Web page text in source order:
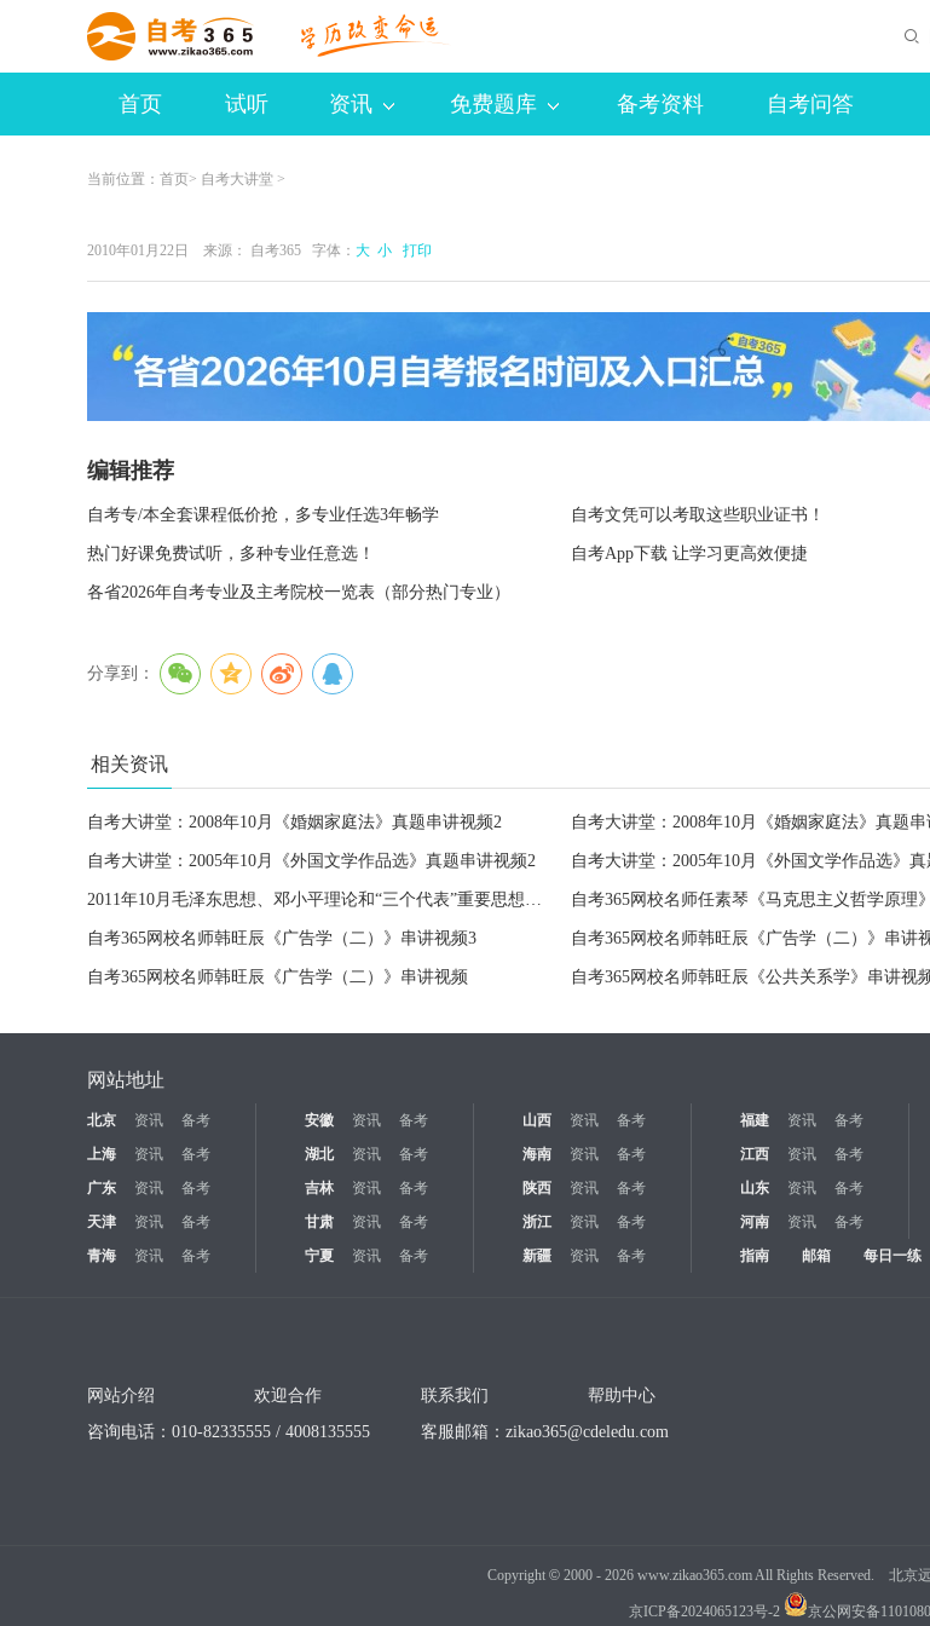
首页 试听 资讯 免费题库 备考资料 自考问答
当前位置： 首页> 自考大讲堂 >
2010年01月22日 来源： 自考365 字体： 大 小 打印
编辑推荐
自考专/本全套课程低价抢，多专业任选3年畅学 自考文凭可以考取这些职业证书！
热门好课免费试听，多种专业任意选！ 自考App下载 让学习更高效便捷
各省2026年自考专业及主考院校一览表（部分热门专业）
分享到：
相关资讯
自考大讲堂：2008年10月《婚姻家庭法》真题串讲视频2 自考大讲堂：2008年10月《婚姻家庭法》真题串
自考大讲堂：2005年10月《外国文学作品选》真题串讲视频2 自考大讲堂：2005年10月《外国文学作品选》
2011年10月毛泽东思想、邓小平理论和“三个代表”重要思想概论串讲1 自考365网校名师任素琴《马克思主义哲学原理
自考365网校名师韩旺辰《广告学（二）》串讲视频3 自考365网校名师韩旺辰《广告学（二）》串讲
自考365网校名师韩旺辰《广告学（二）》串讲视频 自考365网校名师韩旺辰《公共关系学》串讲视
网站地址
北京 资讯 备考 安徽 资讯 备考 山西 资讯 备考 福建 资讯 备考
上海
资讯 备考 湖北 资讯 备考 海南 资讯 备考 江西 资讯 备考
广东
资讯 备考 吉林 资讯 备考 陕西 资讯 备考 山东 资讯 备考
天津
资讯 备考 甘肃 资讯 备考 浙江 资讯 备考 河南 资讯 备考
青海
资讯 备考 宁夏 资讯 备考 新疆 资讯 备考 指南 邮箱 每日一练
网站介绍 欢迎合作 联系我们
帮助中心
咨询电话：010-82335555 / 4008135555
客服邮箱： zikao365@cdeledu.com
Copyright ©2000 - 2026www.zikao365.com All Rights Reserved. 北京
京ICP备2024065123号-2 京公网安备